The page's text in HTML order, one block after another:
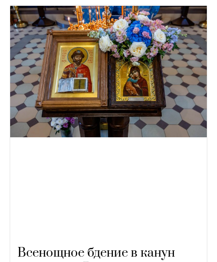
Всенощное бдение в канун